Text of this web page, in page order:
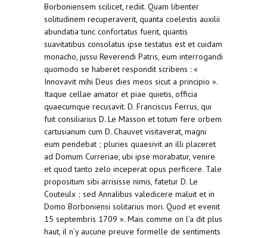
Borboniensem scilicet, rediit. Quam libenter
solitudinem recuperaverit, quanta coelestis auxilii
abundatia tunc confortatus fuerit, quantis
suavitatibus consolatus ipse testatus est et cuidam
monacho, jussu Reverendi Patris, eum interrogandi
quomodo se haberet respondit scribens : «
Innovavit mihi Deus dies meos sicut a principio ».
Itaque cellae amator et piae quietis, officia
quaecumque recusavit. D. Franciscus Ferrus, qui
fuit consiliarius D. Le Masson et totum fere orbem
cartusianum cum D. Chauvet visitaverat, magni
eum pendebat ; pluries quaesivit an illi placeret
ad Domum Curreriae, ubi ipse morabatur, venire
et quod tanto zelo inceperat opus perficere. Tale
propositum sibi arrisisse nimis, fatetur D. Le
Couteulx ; sed Annalibus valedicere maluit et in
Domo Borboniensi solitarius mori. Quod et evenit
15 septembris 1709 ». Mais comme on l’a dit plus
haut, il n’y aucune preuve formelle de sentiments